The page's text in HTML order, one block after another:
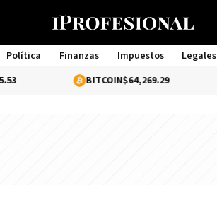
Política Finanzas Impuestos Legales
Management
BITCOIN$64,269.29